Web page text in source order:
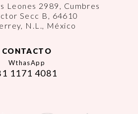
Leones 2989, Cumbres
Secc B, 64610
N.L., México
CONTACTO
WthasApp
1171 4081